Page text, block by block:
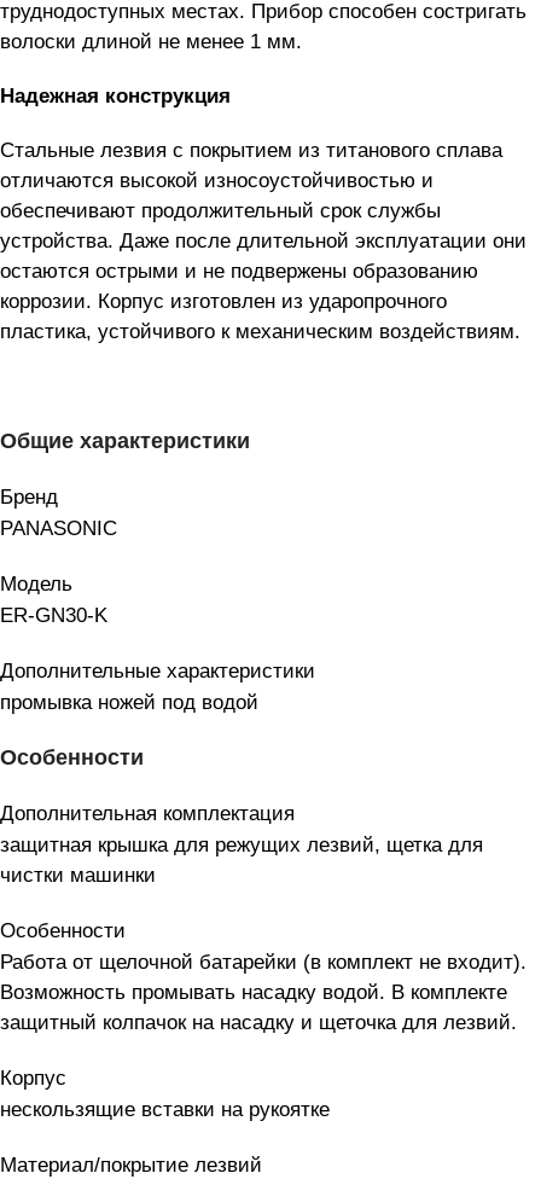
труднодоступных местах. Прибор способен состригать
волоски длиной не менее 1 мм.
Надежная конструкция
Стальные лезвия с покрытием из титанового сплава
отличаются высокой износоустойчивостью и
обеспечивают продолжительный срок службы
устройства. Даже после длительной эксплуатации они
остаются острыми и не подвержены образованию
коррозии. Корпус изготовлен из ударопрочного
пластика, устойчивого к механическим воздействиям.
Общие характеристики
Бренд
PANASONIC
Модель
ER-GN30-K
Дополнительные характеристики
промывка ножей под водой
Особенности
Дополнительная комплектация
защитная крышка для режущих лезвий, щетка для
чистки машинки
Особенности
Работа от щелочной батарейки (в комплект не входит).
Возможность промывать насадку водой. В комплекте
защитный колпачок на насадку и щеточка для лезвий.
Корпус
нескользящие вставки на рукоятке
Материал/покрытие лезвий